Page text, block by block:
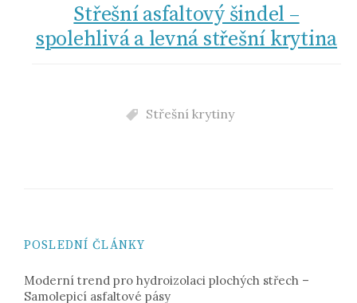
Střešní asfaltový šindel –
spolehlivá a levná střešní krytina
Střešní krytiny
POSLEDNÍ ČLÁNKY
Moderní trend pro hydroizolaci plochých střech –
Samolepicí asfaltové pásy